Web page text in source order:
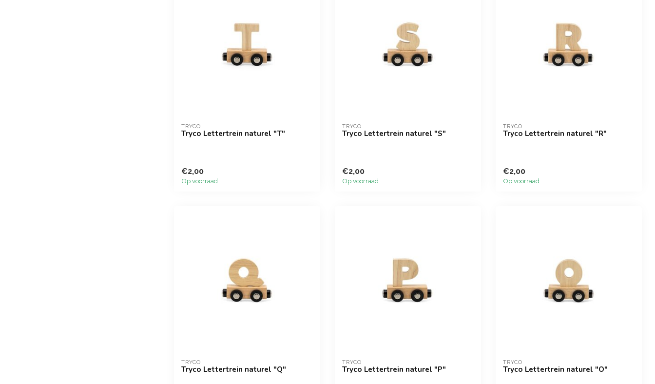
TRYCO
Tryco Lettertrein naturel "T"
€2,00
Op voorraad
TRYCO
Tryco Lettertrein naturel "S"
€2,00
Op voorraad
TRYCO
Tryco Lettertrein naturel "R"
€2,00
Op voorraad
TRYCO
Tryco Lettertrein naturel "Q"
TRYCO
Tryco Lettertrein naturel "P"
TRYCO
Tryco Lettertrein naturel "O"